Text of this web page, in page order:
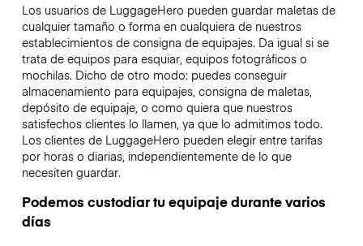
Los usuarios de LuggageHero pueden guardar maletas de
cualquier tamaño o forma en cualquiera de nuestros
establecimientos de consigna de equipajes. Da igual si se
trata de equipos para esquiar, equipos fotográficos o
mochilas. Dicho de otro modo: puedes conseguir
almacenamiento para equipajes, consigna de maletas,
depósito de equipaje, o como quiera que nuestros
satisfechos clientes lo llamen, ya que lo admitimos todo.
Los clientes de LuggageHero pueden elegir entre tarifas
por horas o diarias, independientemente de lo que
necesiten guardar.
Podemos custodiar tu equipaje durante varios
días